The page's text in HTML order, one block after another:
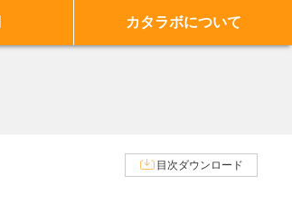
カタラボについて
目次ダウンロード